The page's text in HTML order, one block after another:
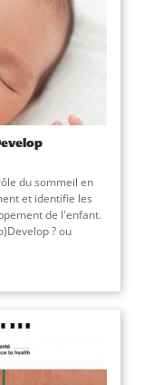
du sommeil en
et identifie les
de l'enfant.
? ou